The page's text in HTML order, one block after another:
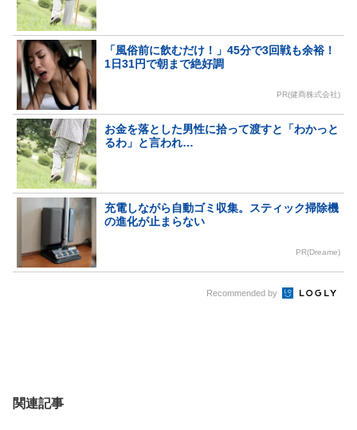
「風俗前に飲むだけ！」45分で3回戦も余裕！
1日31円で朝まで絶好調
PR(健商株式会社)
お金を落とした男性に拾って渡すと「わかっと
るわ」と言われ…
充電しながら自動ゴミ収集。スティック掃除機
の進化が止まらない
PR(Dreame)
Recommended by
関連記事